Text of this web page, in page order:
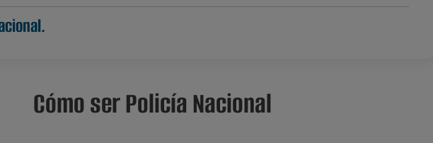
.
Cómo ser Policía Nacional